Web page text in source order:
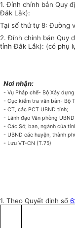
1. Đính chính bản Quy
Đắk Lắk):
Tại số thứ tự 8: Đường
2. Đính chính bản Quy
tỉnh Đắk Lắk): (có phụ
Nơi nhận:
- Vụ Pháp chế- Bộ Xây dựng;
- Cục kiểm tra văn bản- Bộ
- CT, các PCT UBND tỉnh;
- Lãnh đạo Văn phòng
- Các Sở, ban, ngành của
- UBND các huyện, thành
- Lưu VT-CN (T.75)
1. Theo Quyết định số